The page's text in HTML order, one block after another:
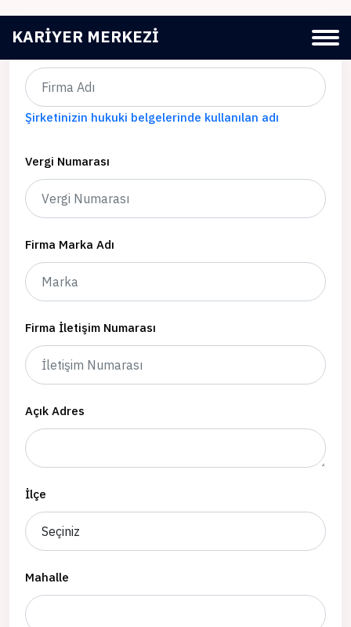
KARIYER MERKEZI
Şirketinizin hukuki belgelerinde kullanılan adı
Vergi Numarası
Firma Marka Adı
Firma İletişim Numarası
Açık Adres
İlçe
Mahalle